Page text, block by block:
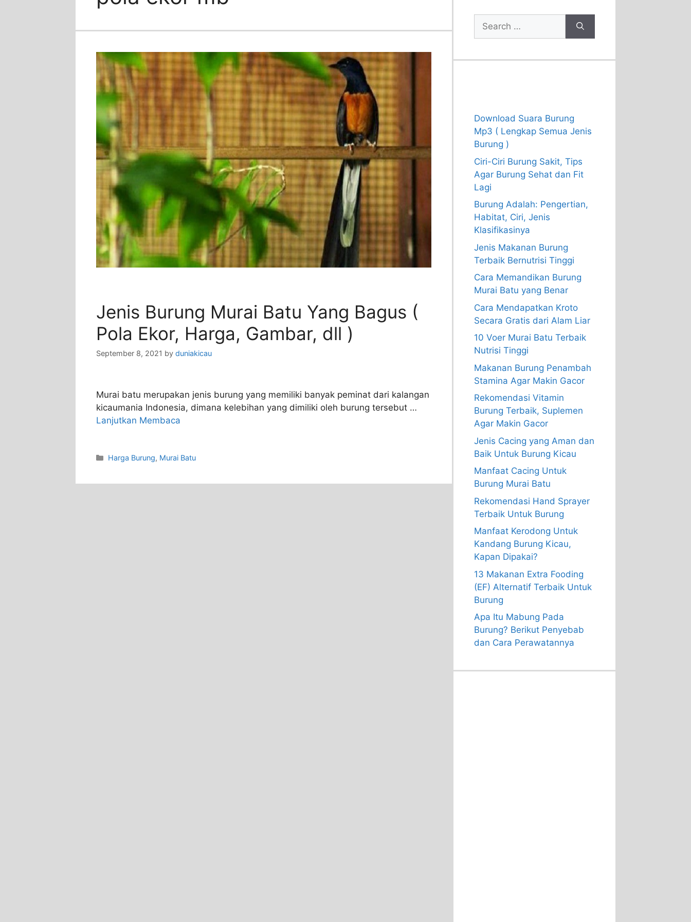
Jenis Burung Murai Batu Yang Bagus (
Pola Ekor, Harga, Gambar, dll )
September 8, 2021 by duniakicau
Murai batu merupakan jenis burung yang memiliki banyak peminat dari kalangan
kicaumania Indonesia, dimana kelebihan yang dimiliki oleh burung tersebut …
Lanjutkan Membaca
Categories
Harga Burung, Murai Batu
Search
for:
Download Suara Burung
Mp3 ( Lengkap Semua Jenis
Burung )
Ciri-Ciri Burung Sakit, Tips
Agar Burung Sehat dan Fit
Lagi
Burung Adalah: Pengertian,
Habitat, Ciri, Jenis
Klasifikasinya
Jenis Makanan Burung
Terbaik Bernutrisi Tinggi
Cara Memandikan Burung
Murai Batu yang Benar
Cara Mendapatkan Kroto
Secara Gratis dari Alam Liar
10 Voer Murai Batu Terbaik
Nutrisi Tinggi
Makanan Burung Penambah
Stamina Agar Makin Gacor
Rekomendasi Vitamin
Burung Terbaik, Suplemen
Agar Makin Gacor
Jenis Cacing yang Aman dan
Baik Untuk Burung Kicau
Manfaat Cacing Untuk
Burung Murai Batu
Rekomendasi Hand Sprayer
Terbaik Untuk Burung
Manfaat Kerodong Untuk
Kandang Burung Kicau,
Kapan Dipakai?
13 Makanan Extra Fooding
(EF) Alternatif Terbaik Untuk
Burung
Apa Itu Mabung Pada
Burung? Berikut Penyebab
dan Cara Perawatannya